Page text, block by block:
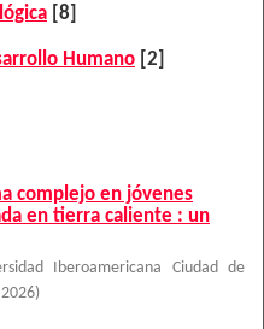
[8]
Humano [2]
complejo en jóvenes
en tierra caliente : un
Iberoamericana Ciudad de
2026)